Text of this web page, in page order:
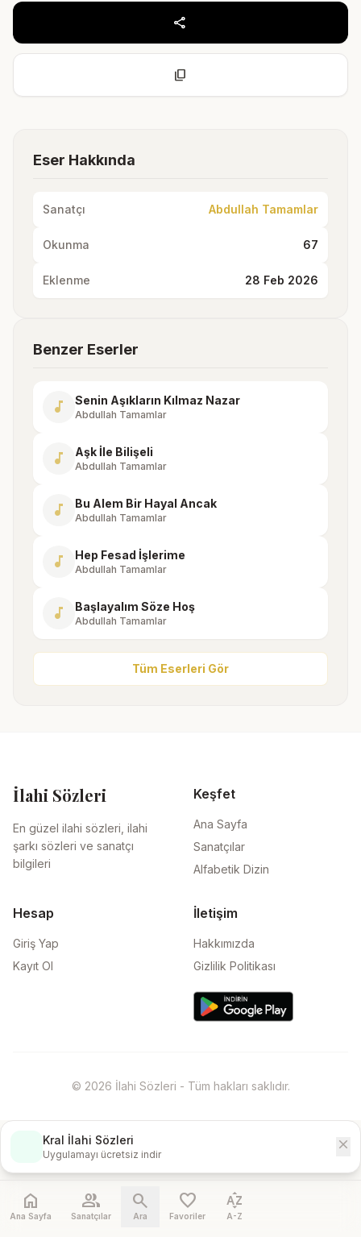
share
content_copy
Eser Hakkında
Sanatçı Abdullah Tamamlar
Okunma 67
Eklenme 28 Feb 2026
Benzer Eserler
music_note Senin Aşıkların Kılmaz Nazar
Abdullah Tamamlar
music_note Aşk İle Bilişeli
Abdullah Tamamlar
music_note Bu Alem Bir Hayal Ancak
Abdullah Tamamlar
music_note Hep Fesad İşlerime
Abdullah Tamamlar
music_note Başlayalım Söze Hoş
Abdullah Tamamlar
Tüm Eserleri Gör
İlahi Sözleri
En güzel ilahi sözleri, ilahi
şarkı sözleri ve sanatçı
bilgileri
Keşfet
Ana Sayfa
Sanatçılar
Alfabetik Dizin
Hesap
Giriş Yap
Kayıt Ol
İletişim
Hakkımızda
Gizlilik Politikası
© 2026 İlahi Sözleri - Tüm hakları saklıdır.
Kral İlahi Sözleri
Uygulamayı ücretsiz indir
close
home
Ana Sayfa
people
Sanatçılar
search
Ara
favorite
Favoriler
sort_by_alpha
A-Z